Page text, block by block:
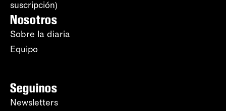
suscripción)
Nosotros
Sobre la diaria
Equipo
Seguinos
Newsletters